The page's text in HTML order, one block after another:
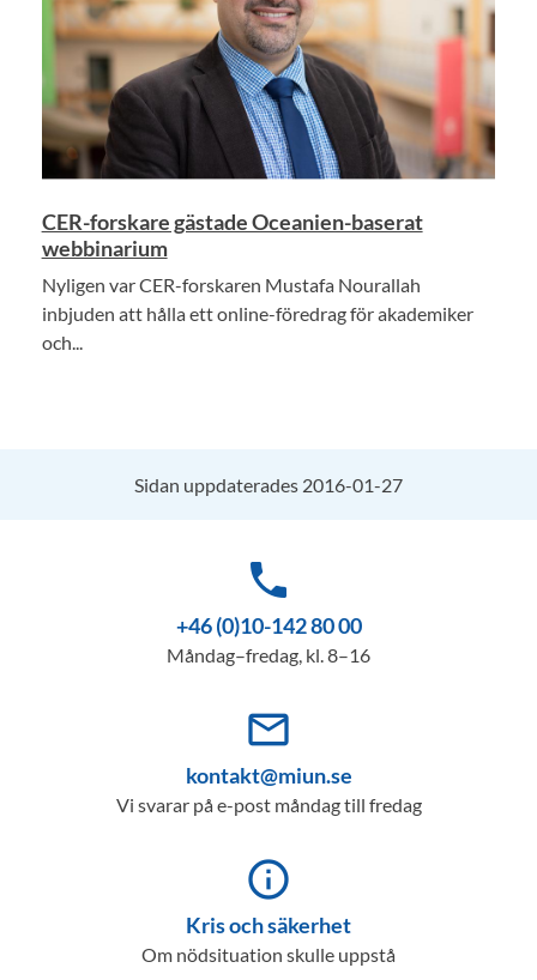
CER-forskare gästade Oceanien-baserat
webbinarium
Nyligen var CER-forskaren Mustafa Nourallah
inbjuden att hålla ett online-föredrag för akademiker
och...
Sidan uppdaterades 2016-01-27
phone
+46 (0)10-142 80 00
Måndag–fredag, kl. 8–16
mail_outline
kontakt@miun.se
Vi svarar på e-post måndag till fredag
info_outline
Kris och säkerhet
Om nödsituation skulle uppstå